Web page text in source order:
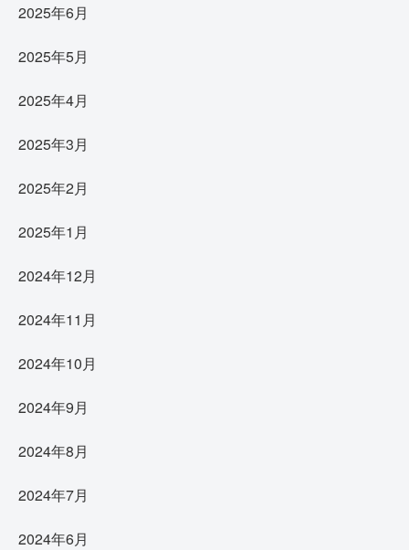
2025年6月
2025年5月
2025年4月
2025年3月
2025年2月
2025年1月
2024年12月
2024年11月
2024年10月
2024年9月
2024年8月
2024年7月
2024年6月